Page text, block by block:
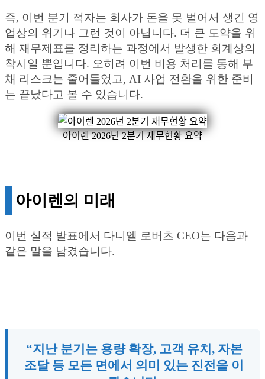
즉, 이번 분기 적자는 회사가 돈을 못 벌어서 생긴 영
업상의 위기나 그런 것이 아닙니다. 더 큰 도약을 위
해 재무제표를 정리하는 과정에서 발생한 회계상의
착시일 뿐입니다. 오히려 이번 비용 처리를 통해 부
채 리스크는 줄어들었고, AI 사업 전환을 위한 준비
는 끝났다고 볼 수 있습니다.
아이렌 2026년 2분기 재무현황 요약
아이렌의 미래
이번 실적 발표에서 다니엘 로버츠 CEO는 다음과
같은 말을 남겼습니다.
“지난 분기는 용량 확장, 고객 유치, 자본
조달 등 모든 면에서 의미 있는 진전을 이